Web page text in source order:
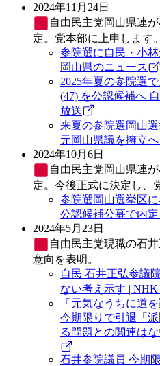
2024年11月24日
自由民主党岡山県連
定。党本部に上申します。
参院選に自民・小
岡山県のニュース
2025年夏の参院選
(47) を公認候補へ
放送
来夏の参院選岡山
元岡山県議を擁立
2024年10月6日
自由民主党岡山県連
定。今後正式に決定し、
参院選岡山選挙区
公認候補公募で内
2024年5月23日
自由民主党現職の石
意向を表明。
自民 石井正弘参議
ない考え示す |
「元気なうちに道
今期限りで引退「
る問題との関連は
石井参院議員 今期